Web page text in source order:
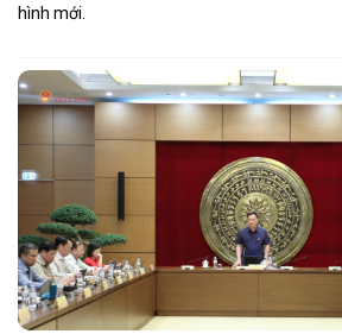
hình mới.